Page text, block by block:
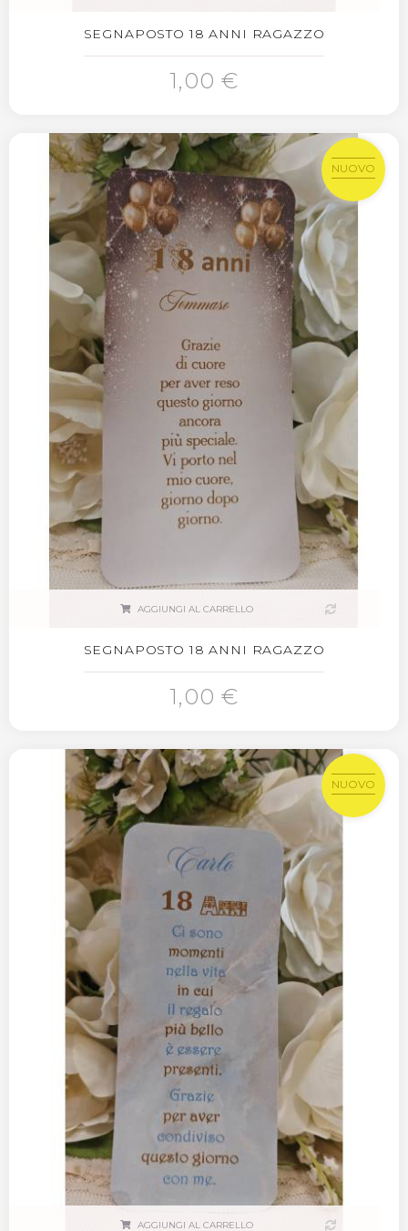
SEGNAPOSTO 18 ANNI RAGAZZO
1,00 €
NUOVO
AGGIUNGI AL CARRELLO
SEGNAPOSTO 18 ANNI RAGAZZO
1,00 €
NUOVO
AGGIUNGI AL CARRELLO